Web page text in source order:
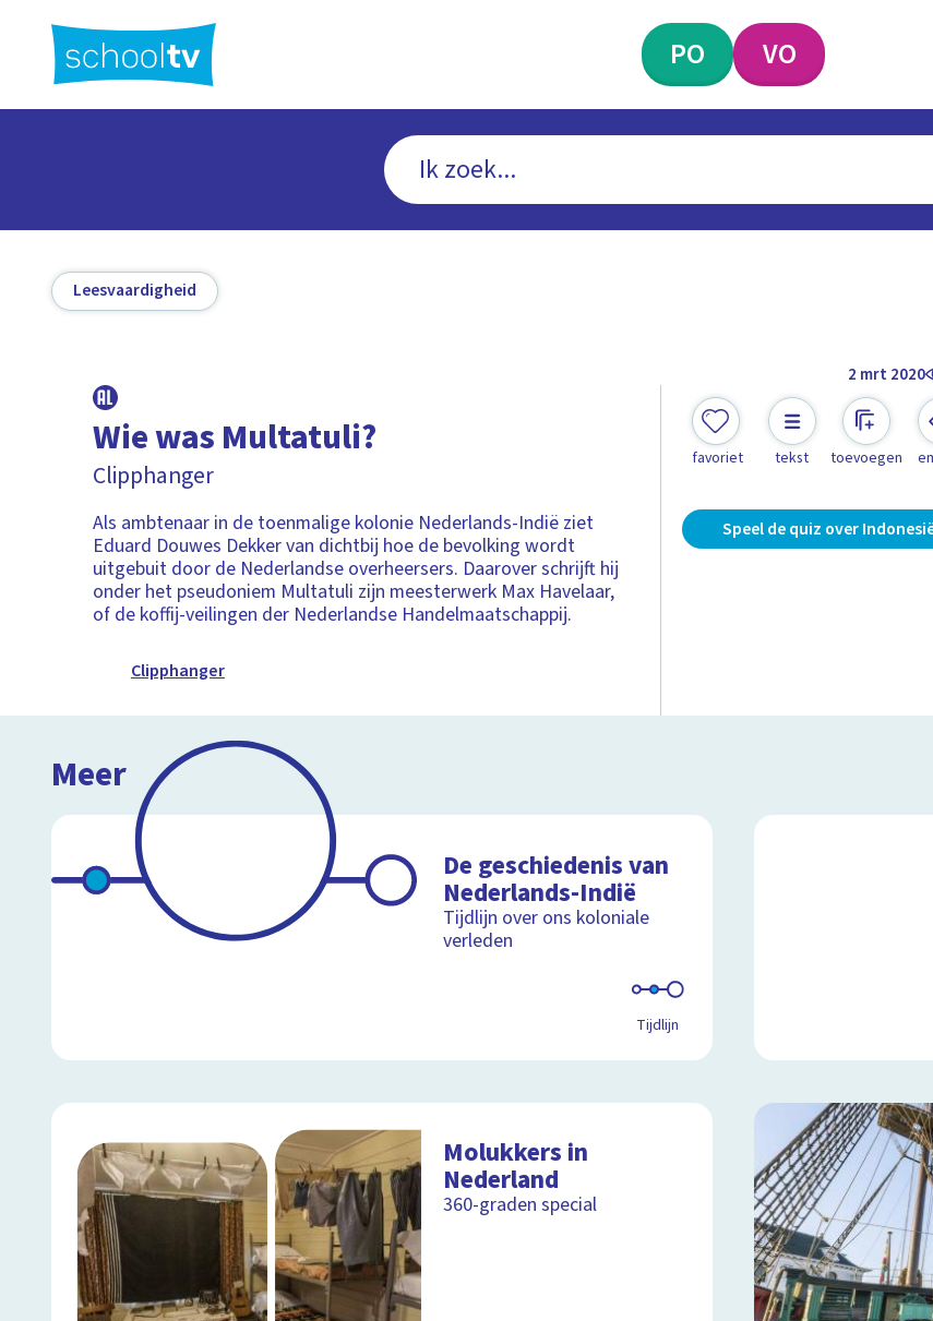
hoofdinhoud
PO VO
Leesvaardigheid
2 mrt 2020
Wie was Multatuli?
Clipphanger
Als ambtenaar in de toenmalige kolonie Nederlands-Indië ziet
Eduard Douwes Dekker van dichtbij hoe de bevolking wordt
uitgebuit door de Nederlandse overheersers. Daarover schrijft hij
onder het pseudoniem Multatuli zijn meesterwerk Max Havelaar,
of de koffij-veilingen der Nederlandse Handelmaatschappij.
Clipphanger
favoriet tekst toevoegen
Speel de quiz over
Meer
De geschiedenis van
Nederlands-Indië
Tijdlijn over ons koloniale
verleden
Tijdlijn
Molukkers in
Nederland
360-graden special